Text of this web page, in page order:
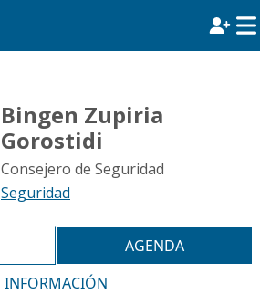
Bingen Zupiria
Gorostidi
Consejero de Seguridad
Seguridad
AGENDA
INFORMACIÓN